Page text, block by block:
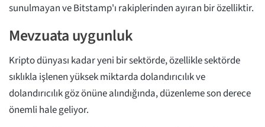
sunulmayan ve Bitstamp'ı rakiplerinden ayıran bir özelliktir.
Mevzuata uygunluk
Kripto dünyası kadar yeni bir sektörde, özellikle sektörde
sıklıkla işlenen yüksek miktarda dolandırıcılık ve
dolandırıcılık göz önüne alındığında, düzenleme son derece
önemli hale geliyor.